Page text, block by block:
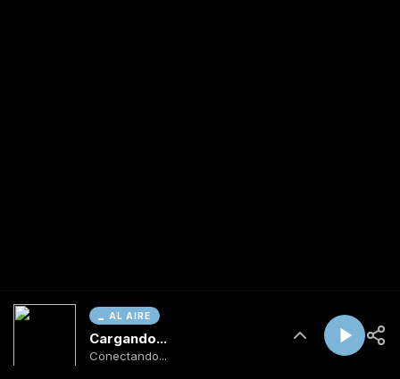
AL AIRE
Cargando...
Conectando...